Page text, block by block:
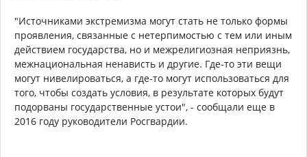
"Источниками экстремизма могут стать не только формы
проявления, связанные с нетерпимостью с тем или иным
действием государства, но и межрелигиозная неприязнь,
межнациональная ненависть и другие. Где-то эти вещи
могут нивелироваться, а где-то могут использоваться для
того, чтобы создать условия, в результате которых будут
подорваны государственные устои", - сообщали еще в
2016 году руководители Росгвардии.